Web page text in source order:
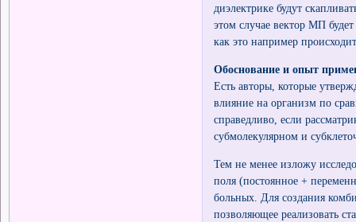
диэлектрике будут
этом случае вектор МП
как это например
Обоснование и опыт
Есть авторы, которые
влияние на организм по
справедливо, если
субмолекулярном и
Тем не менее изложу
поля (постоянное +
больных. Для создания
позволяющее реализовать